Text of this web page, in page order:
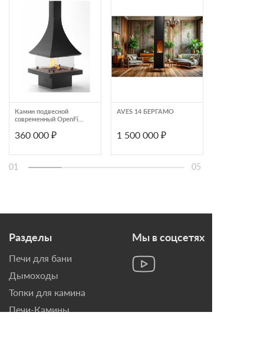
Камин подвесной
современный OpenFire
360 000 ₽
AVES 14 БЕРГАМО
1 500 000 ₽
01 05
Разделы
Печи для бани
Дымоходы
Топки для камина
Печи-Камины
Мы в соцсетях